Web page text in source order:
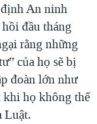
An ninh
đầu tháng
rằng những
của họ sẽ bị
đoàn lớn như
khi họ không thể
Luật.